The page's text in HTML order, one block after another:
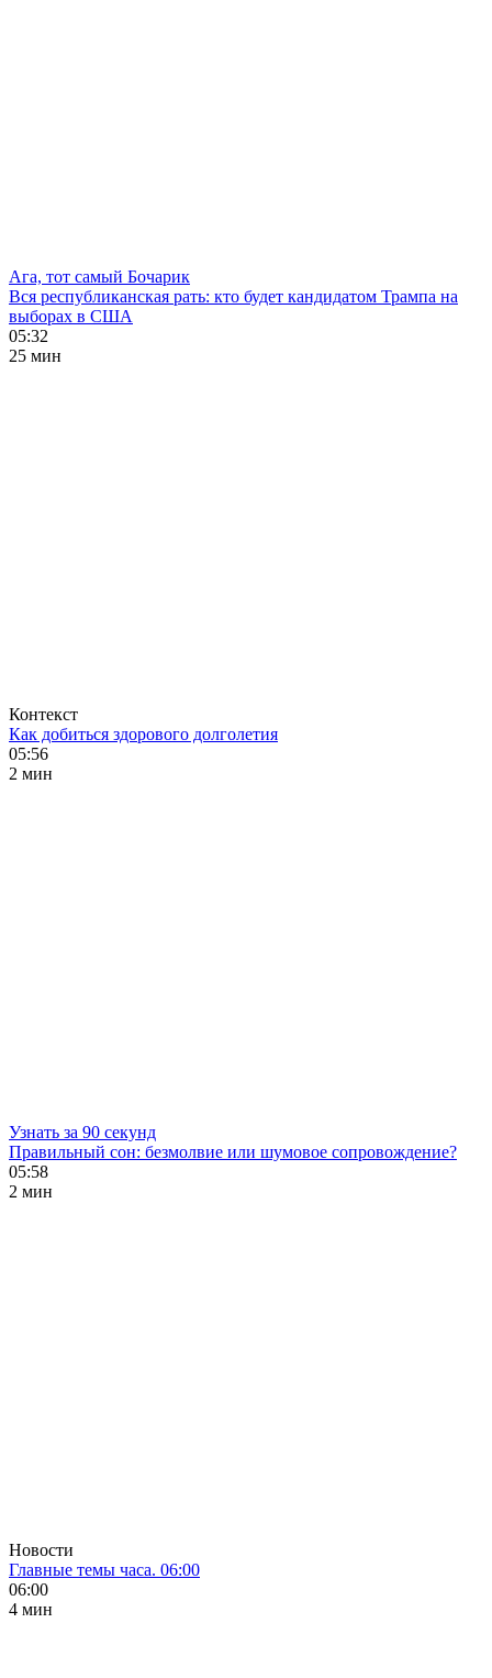
Ага, тот самый Бочарик
Вся республиканская рать: кто будет кандидатом Трампа на
выборах в США
05:32
25 мин
Контекст
Как добиться здорового долголетия
05:56
2 мин
Узнать за 90 секунд
Правильный сон: безмолвие или шумовое сопровождение?
05:58
2 мин
Новости
Главные темы часа. 06:00
06:00
4 мин